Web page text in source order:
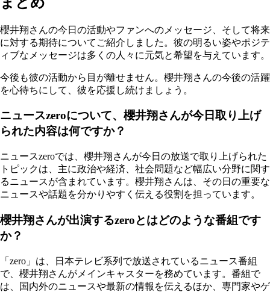
櫻井翔さんの今日の活動やファンへのメッセージ、そして将来
に対する期待についてご紹介しました。彼の明るい姿やポジテ
ィブなメッセージは多くの人々に元気と希望を与えています。
今後も彼の活動から目が離せません。櫻井翔さんの今後の活躍
を心待ちにして、彼を応援し続けましょう。
ニュースzeroについて、櫻井翔さんが今日取り上げ
られた内容は何ですか？
ニュースzeroでは、櫻井翔さんが今日の放送で取り上げられた
トピックは、主に政治や経済、社会問題など幅広い分野に関す
るニュースが含まれています。櫻井翔さんは、その日の重要な
ニュースや話題を分かりやすく伝える役割を担っています。
櫻井翔さんが出演するzeroとはどのような番組です
か？
「zero」は、日本テレビ系列で放送されているニュース番組
で、櫻井翔さんがメインキャスターを務めています。番組で
は、国内外のニュースや最新の情報を伝えるほか、専門家やゲ